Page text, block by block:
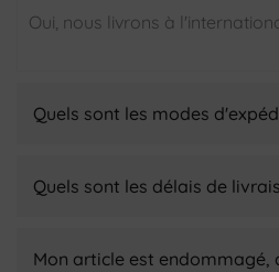
Oui, nous livrons à
Quels sont les modes
Quels sont les délais de
Mon article est endommagé,